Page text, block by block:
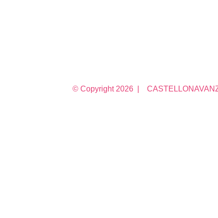
© Copyright 2026 |